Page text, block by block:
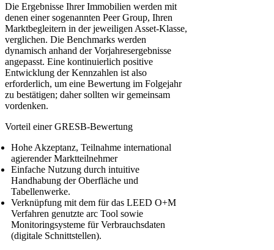
Die Ergebnisse Ihrer Immobilien werden mit
denen einer sogenannten Peer Group, Ihren
Marktbegleitern in der jeweiligen Asset-Klasse,
verglichen. Die Benchmarks werden
dynamisch anhand der Vorjahresergebnisse
angepasst. Eine kontinuierlich positive
Entwicklung der Kennzahlen ist also
erforderlich, um eine Bewertung im Folgejahr
zu bestätigen; daher sollten wir gemeinsam
vordenken.
Vorteil einer GRESB-Bewertung
Hohe Akzeptanz, Teilnahme international
agierender Marktteilnehmer
Einfache Nutzung durch intuitive
Handhabung der Oberfläche und
Tabellenwerke.
Verknüpfung mit dem für das LEED O+M
Verfahren genutzte arc Tool sowie
Monitoringsysteme für Verbrauchsdaten
(digitale Schnittstellen).